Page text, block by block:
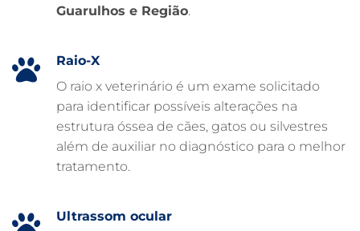
EMERGÊNCIA VETERINÁRIA
EMERGÊNCIA PARA PETS
CUIDADOS INTENSIVOS EM ANIMAIS
CLÍNICA VETERINÁRIA ARCA
Guarulhos e Região.
Raio-X
O raio x veterinário é um exame solicitado
para identificar possíveis alterações na
estrutura óssea de cães, gatos ou silvestres
além de auxiliar no diagnóstico para o melhor
tratamento.
Ultrassom ocular